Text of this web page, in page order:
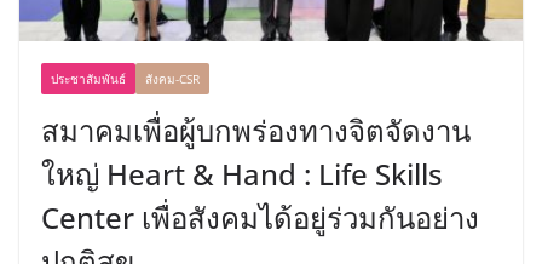
ประชาสัมพันธ์ สังคม-CSR
สมาคมเพื่อผู้บกพร่องทางจิตจัดงาน
ใหญ่ Heart & Hand : Life Skills
Center เพื่อสังคมได้อยู่ร่วมกันอย่าง